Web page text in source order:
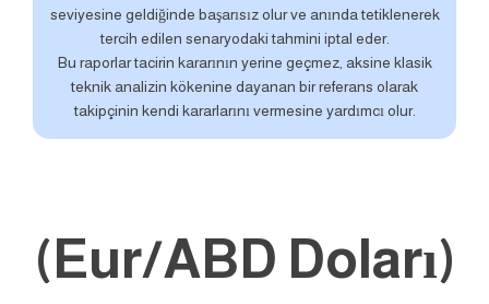
seviyesine geldiğinde başarısız olur ve anında tetiklenerek
tercih edilen senaryodaki tahmini iptal eder.
Bu raporlar tacirin kararının yerine geçmez, aksine klasik
teknik analizin kökenine dayanan bir referans olarak
takipçinin kendi kararlarını vermesine yardımcı olur.
(Eur/ABD Doları)